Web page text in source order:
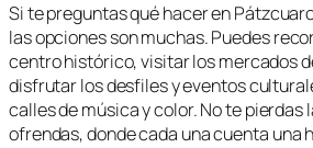
Si te preguntas qué hacer en
las opciones son muchas. Puedes
centro histórico, visitar los mercados
disfrutar los desfiles y eventos
calles de música y color. No te pierdas
ofrendas, donde cada una cuenta una